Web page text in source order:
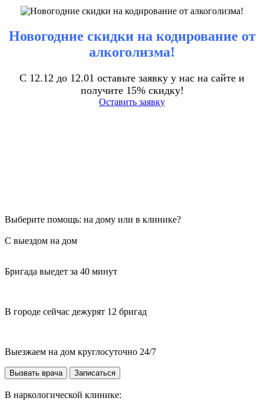
Новогодние скидки на кодирование от
алкоголизма!
С 12.12 до 12.01 оставьте заявку у нас на сайте и
получите 15% скидку!
Оставить заявку
Выберите помощь: на дому или в клинике?
С выездом на дом
Бригада выедет за 40 минут
В городе сейчас дежурят 12 бригад
Выезжаем на дом круглосуточно 24/7
Вызвать врача Записаться
В наркологической клинике: